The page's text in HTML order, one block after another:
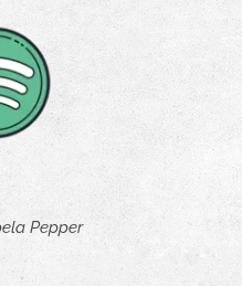
Pepper